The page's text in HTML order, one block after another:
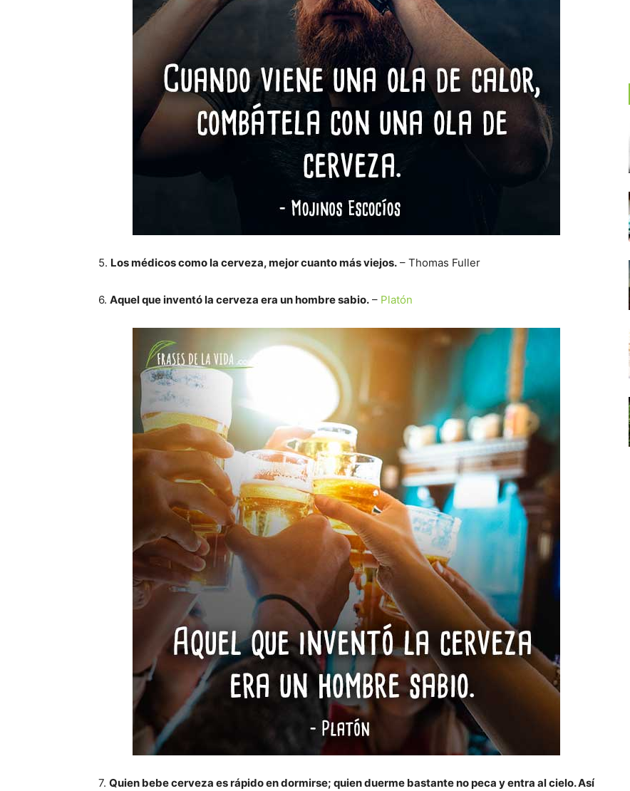
5. Los médicos como la cerveza, mejor cuanto más viejos. – Thomas Fuller
6. Aquel que inventó la cerveza era un hombre sabio. – Platón
7. Quien bebe cerveza es rápido en dormirse; quien duerme bastante no peca y entra al cielo. Así